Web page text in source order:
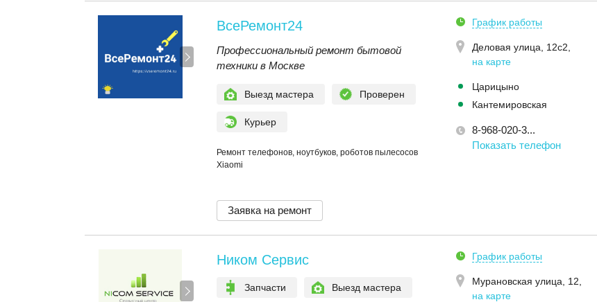
ВсеРемонт24
Профессиональный ремонт бытовой
техники в Москве
Выезд мастера Проверен
Курьер
Ремонт телефонов, ноутбуков, роботов пылесосов
Xiaomi
График работы
Деловая улица, 12с2
на карте
Царицыно
Кантемировская
8-968-020-3...
Показать телефон
Заявка на ремонт
Ником Сервис
Запчасти Выезд мастера
График работы
Мурановская улица, 12
на карте